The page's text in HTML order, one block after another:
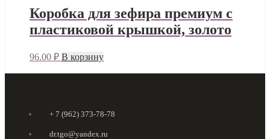
Коробка для зефира премиум с
пластиковой крышкой, золото
96.00 ₽ В корзину
+ 7 (962) 373-78-78
dr.tgo@yandex.ru